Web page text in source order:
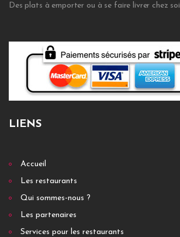
Des plats à emporter ou à se faire livrer chez soi
LIENS
Accueil
Les restaurants
Qui sommes-nous ?
Les partenaires
Services pour les restaurants